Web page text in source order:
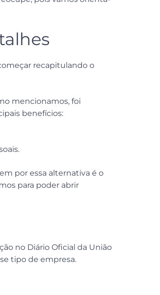
recapitulando o
mencionamos, foi
benefícios:
por essa alternativa é o
para poder abrir
no Diário Oficial da União
tipo de empresa.